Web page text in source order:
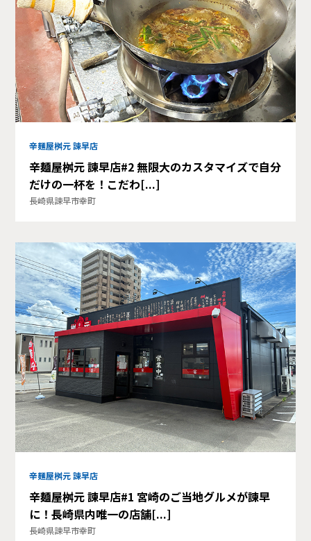
辛麺屋桝元 諫早店
辛麺屋桝元 諫早店#2 無限大のカスタマイズで自分
だけの一杯を！こだわ[...]
長崎県諫早市幸町
辛麺屋桝元 諫早店
辛麺屋桝元 諫早店#1 宮崎のご当地グルメが諫早
に！長崎県内唯一の店舗[...]
長崎県諫早市幸町